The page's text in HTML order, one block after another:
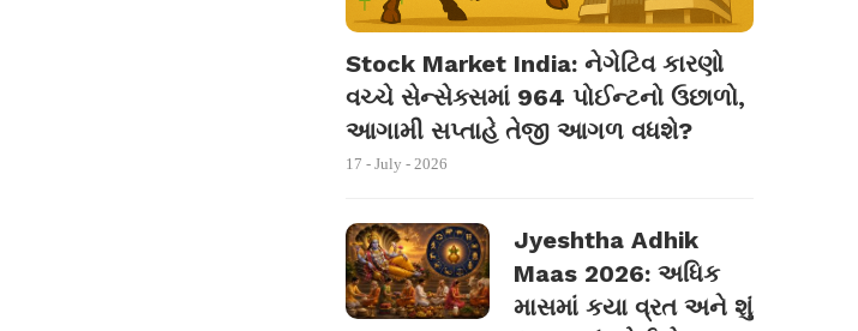
Stock Market India: નેગેટિવ કારણો
વચ્ચે સેન્સેક્સમાં 964 પોઈન્ટનો ઉછાળો,
આગામી સપ્તાહે તેજી આગળ વધશે?
17 - July - 2026
Jyeshtha Adhik
Maas 2026: અધિક
માસમાં કયા વ્રત અને શું